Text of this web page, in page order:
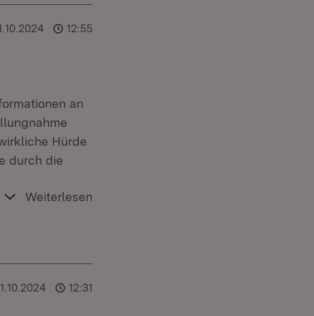
12:55
an
Hürde
durch die
Weiterlesen
12:31